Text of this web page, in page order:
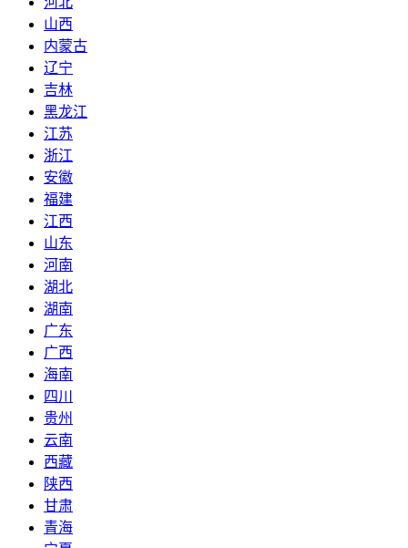
山西
内蒙古
辽宁
吉林
黑龙江
江苏
浙江
安徽
福建
江西
山东
河南
湖北
湖南
广东
广西
海南
四川
贵州
云南
西藏
陕西
甘肃
青海